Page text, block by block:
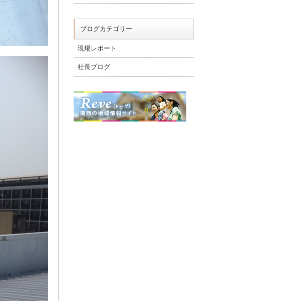
ブログカテゴリー
現場レポート
社長ブログ